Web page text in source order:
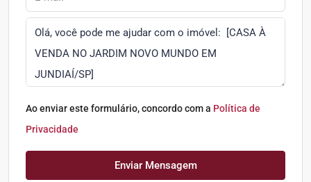
Ao enviar este formulário, concordo com a Política de
Privacidade
Enviar Mensagem